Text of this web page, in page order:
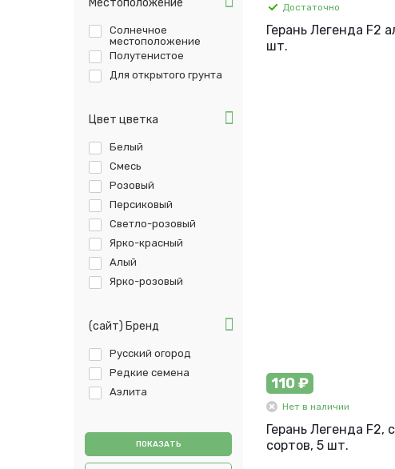
Местоположение
Солнечное
местоположение
Полутенистое
Для открытого грунта
Цвет цветка
Белый
Смесь
Розовый
Персиковый
Светло-розовый
Ярко-красный
Алый
Ярко-розовый
(сайт) Бренд
Русский огород
Редкие семена
Аэлита
Достаточно
Герань Легенда F2
шт.
110 ₽
Нет в наличии
Герань Легенда F2,
сортов, 5 шт.